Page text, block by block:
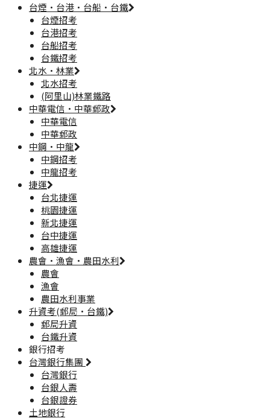
台煙·台港·台船·台鐵
台煙招考
台港招考
台船招考
台鐵招考
北水·林業
北水招考
(阿里山)林業鐵路
中華電信·中華郵政
中華電信
中華郵政
中鋼·中龍
中鋼招考
中龍招考
捷運
台北捷運
桃園捷運
新北捷運
台中捷運
高雄捷運
農會·漁會·農田水利
農會
漁會
農田水利事業
升資考(郵局·台鐵)
郵局升資
台鐵升資
銀行招考
台灣銀行集團
台灣銀行
台銀人壽
台銀證券
土地銀行